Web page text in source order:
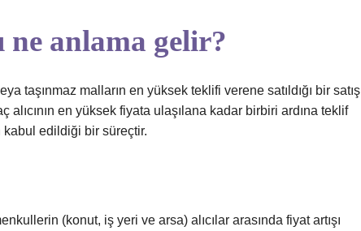
ne anlama gelir?
taşınmaz malların en yüksek teklifi verene satıldığı bir satış
en yüksek fiyata ulaşılana kadar birbiri ardına teklif
kabul edildiği bir süreçtir.
(konut, iş yeri ve arsa) alıcılar arasında fiyat artışı